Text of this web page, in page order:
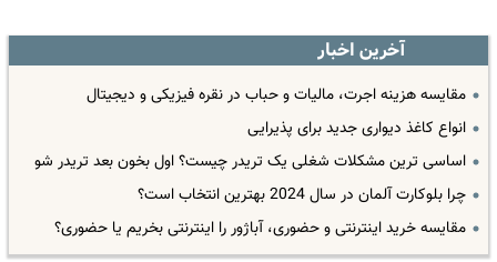
آخرین اخبار
مقایسه هزینه اجرت، مالیات و حباب در نقره فیزیکی و دیجیتال
انواع کاغذ دیواری جدید برای پذیرایی
اساسی ترین مشکلات شغلی یک تریدر چیست؟ اول بخون بعد تریدر شو
چرا بلوکارت آلمان در سال 2024 بهترین انتخاب است؟
مقایسه خرید اینترنتی و حضوری، آباژور را اینترنتی بخریم یا حضوری؟